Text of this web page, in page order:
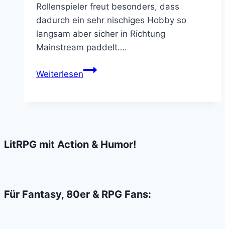
Rollenspieler freut besonders, dass
dadurch ein sehr nischiges Hobby so
langsam aber sicher in Richtung
Mainstream paddelt….
WeiterlesenCritical
Unschuld
Afterparty
LitRPG mit Action & Humor!
Für Fantasy, 80er & RPG Fans: